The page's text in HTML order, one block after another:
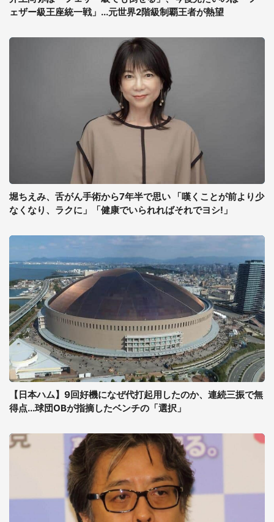
ェザー級王座統一戦」...元世界2階級制覇王者が熱望
堀ちえみ、舌がん手術から7年半で思い 「嘆くことが前より少
なくなり、ラクに」「健康でいられればそれでヨシ!」
【日本ハム】9回好機になぜ代打起用したのか、連続三振で無
得点...球団OBが指摘したベンチの「選択」